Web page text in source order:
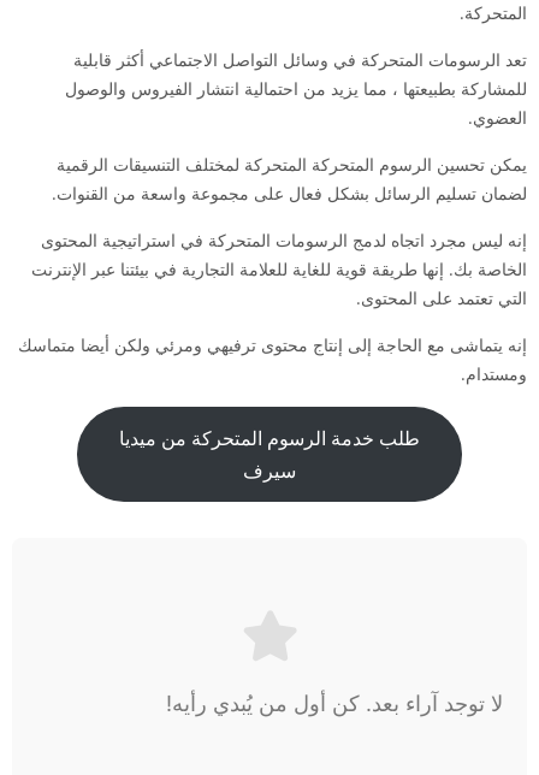
المتحركة.
تعد الرسومات المتحركة في وسائل التواصل الاجتماعي أكثر قابلية
للمشاركة بطبيعتها ، مما يزيد من احتمالية انتشار الفيروس والوصول
العضوي.
يمكن تحسين الرسوم المتحركة المتحركة لمختلف التنسيقات الرقمية
لضمان تسليم الرسائل بشكل فعال على مجموعة واسعة من القنوات.
إنه ليس مجرد اتجاه لدمج الرسومات المتحركة في استراتيجية المحتوى
الخاصة بك. إنها طريقة قوية للغاية للعلامة التجارية في بيئتنا عبر الإنترنت
التي تعتمد على المحتوى.
إنه يتماشى مع الحاجة إلى إنتاج محتوى ترفيهي ومرئي ولكن أيضا متماسك
ومستدام.
طلب خدمة الرسوم المتحركة من ميديا
سيرف
لا توجد آراء بعد. كن أول من يُبدي رأيه!